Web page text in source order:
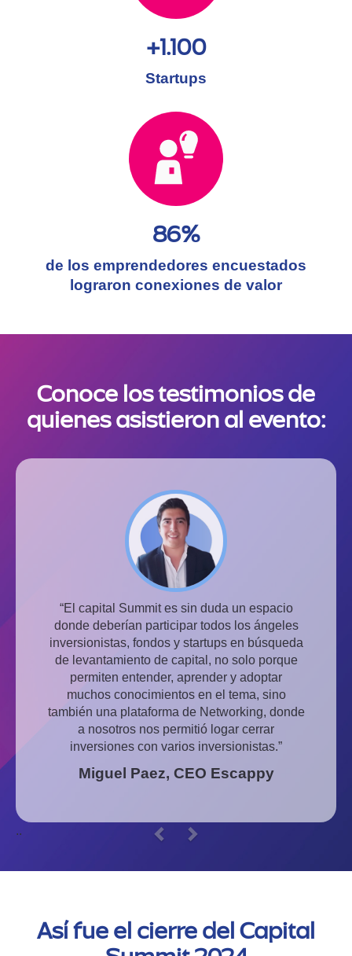
+1.100
Startups
86%
de los emprendedores encuestados
lograron conexiones de valor
Conoce los testimonios de
quienes asistieron al evento:
“El capital Summit es sin duda un espacio
donde deberían participar todos los ángeles
inversionistas, fondos y startups en búsqueda
de levantamiento de capital, no solo porque
permiten entender, aprender y adoptar
muchos conocimientos en el tema, sino
también una plataforma de Networking, donde
a nosotros nos permitió logar cerrar
inversiones con varios inversionistas.”
Miguel Paez, CEO Escappy
..
Así fue el cierre del Capital